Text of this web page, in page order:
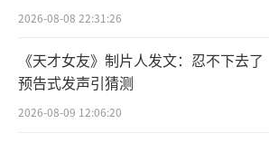
2026-08-08 22:31:26
《天才女友》制片人发文：忍不下去了
预告式发声引猜测
2026-08-09 12:06:20